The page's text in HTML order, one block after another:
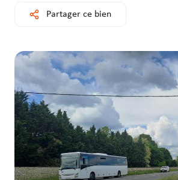
&
entrepôts
&
entrepôts
Contact
Partager ce bien